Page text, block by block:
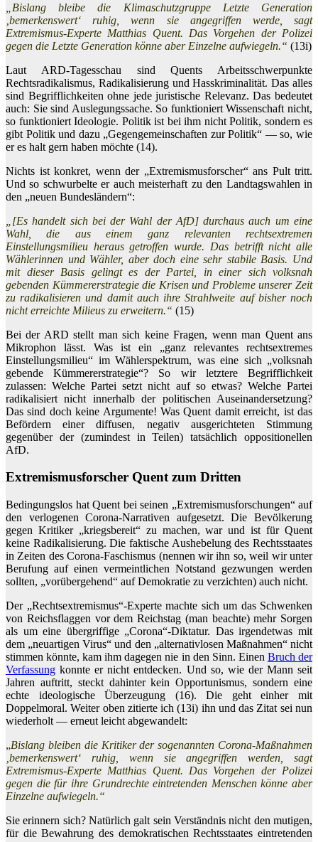
„Bislang bleibe die Klimaschutzgruppe Letzte Generation
‚bemerkenswert‘ ruhig, wenn sie angegriffen werde, sagt
Extremismus-Experte Matthias Quent. Das Vorgehen der Polizei
gegen die Letzte Generation könne aber Einzelne aufwiegeln.“ (13i)
Laut ARD-Tagesschau sind Quents Arbeitsschwerpunkte
Rechtsradikalismus, Radikalisierung und Hasskriminalität. Das alles
sind Begrifflichkeiten ohne jede juristische Relevanz. Das bedeutet
auch: Sie sind Auslegungssache. So funktioniert Wissenschaft nicht,
so funktioniert Ideologie. Politik ist bei ihm nicht Politik, sondern es
gibt Politik und dazu „Gegengemeinschaften zur Politik“ — so, wie
er es halt gern haben möchte (14).
Nichts ist konkret, wenn der „Extremismusforscher“ ans Pult tritt.
Und so schwurbelte er auch meisterhaft zu den Landtagswahlen in
den „neuen Bundesländern“:
„[Es handelt sich bei der Wahl der AfD] durchaus auch um eine
Wahl, die aus einem ganz relevanten rechtsextremen
Einstellungsmilieu heraus getroffen wurde. Das betrifft nicht alle
Wählerinnen und Wähler, aber doch eine sehr stabile Basis. Und
mit dieser Basis gelingt es der Partei, in einer sich volksnah
gebenden Kümmererstrategie die Krisen und Probleme unserer Zeit
zu radikalisieren und damit auch ihre Strahlweite auf bisher noch
nicht erreichte Milieus zu erweitern.“ (15)
Bei der ARD stellt man sich keine Fragen, wenn man Quent ans
Mikrophon lässt. Was ist ein „ganz relevantes rechtsextremes
Einstellungsmilieu“ im Wählerspektrum, was eine sich „volksnah
gebende Kümmererstrategie“? So wir letztere Begrifflichkeit
zulassen: Welche Partei setzt nicht auf so etwas? Welche Partei
radikalisiert nicht innerhalb der politischen Auseinandersetzung?
Das sind doch keine Argumente! Was Quent damit erreicht, ist das
Befördern einer diffusen, negativ ausgerichteten Stimmung
gegenüber der (zumindest in Teilen) tatsächlich oppositionellen
AfD.
Extremismusforscher Quent zum Dritten
Bedingungslos hat Quent bei seinen „Extremismusforschungen“ auf
den verlogenen Corona-Narrativen aufgesetzt. Die Bevölkerung
gegen Kritiker „kriegsbereit“ zu machen, war und ist für Quent
keine Radikalisierung. Die faktische Aushebelung des Rechtsstaates
in Zeiten des Corona-Faschismus (nennen wir ihn so, weil wir unter
Berufung auf einen vermeintlichen Notstand gezwungen werden
sollten, „vorübergehend“ auf Demokratie zu verzichten) auch nicht.
Der „Rechtsextremismus“-Experte machte sich um das Schwenken
von Reichsflaggen vor dem Reichstag (man beachte) mehr Sorgen
als um eine übergriffige „Corona“-Diktatur. Das irgendetwas mit
dem „neuartigen Virus“ und den „alternativlosen Maßnahmen“ nicht
stimmen könnte, kam ihm dagegen nie in den Sinn. Einen Bruch der
Verfassung konnte er nicht entdecken. Und so, wie der Mann seit
Jahren auftritt, steckt dahinter kein Opportunismus, sondern eine
echte ideologische Überzeugung (16). Die geht einher mit
Doppelmoral. Weiter oben zitierte ich (13i) ihn und das Zitat sei nun
wiederholt — erneut leicht abgewandelt:
„Bislang bleiben die Kritiker der sogenannten Corona-Maßnahmen
‚bemerkenswert‘ ruhig, wenn sie angegriffen werden, sagt
Extremismus-Experte Matthias Quent. Das Vorgehen der Polizei
gegen die für ihre Grundrechte eintretenden Menschen könne aber
Einzelne aufwiegeln.“
Sie erinnern sich? Natürlich galt sein Verständnis nicht den mutigen,
für die Bewahrung des demokratischen Rechtsstaates eintretenden